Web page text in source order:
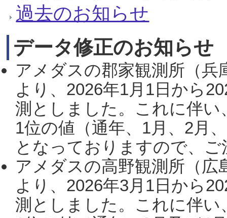
過去のお知らせ
データ修正のお知らせ
アメダスの郡家観測所（
より、2026年1月1日から
測としました。これに伴い
1位の値（通年、1月、2月
となっておりますので、
アメダスの高野観測所（
より、2026年3月1日から
測としました。これに伴い